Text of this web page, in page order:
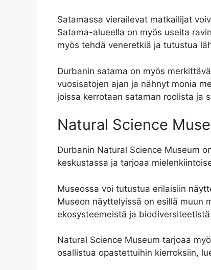
Satamassa vierailevat matkailijat
Satama-alueella on myös useita
myös tehdä veneretkiä ja tutustua
Durbanin satama on myös
vuosisatojen ajan ja nähnyt monia
joissa kerrotaan sataman roolista ja
Natural Science
Durbanin Natural Science Museum
keskustassa ja tarjoaa
Museossa voi tutustua erilaisiin
Museon näyttelyissä on esillä muun
ekosysteemeistä ja
Natural Science Museum tarjoaa
osallistua opastettuihin kierroksiin,